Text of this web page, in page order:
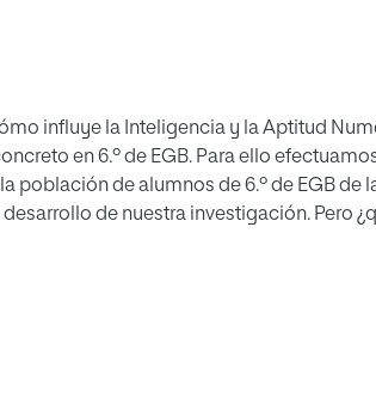
influye la Inteligencia y la Aptitud
en 6.º de EGB. Para ello
población de alumnos de 6.º de EGB de
de nuestra investigación. Pero